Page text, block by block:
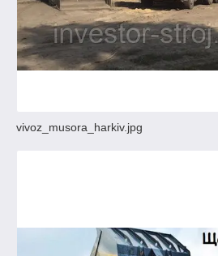
vivoz_musora_harkiv.jpg